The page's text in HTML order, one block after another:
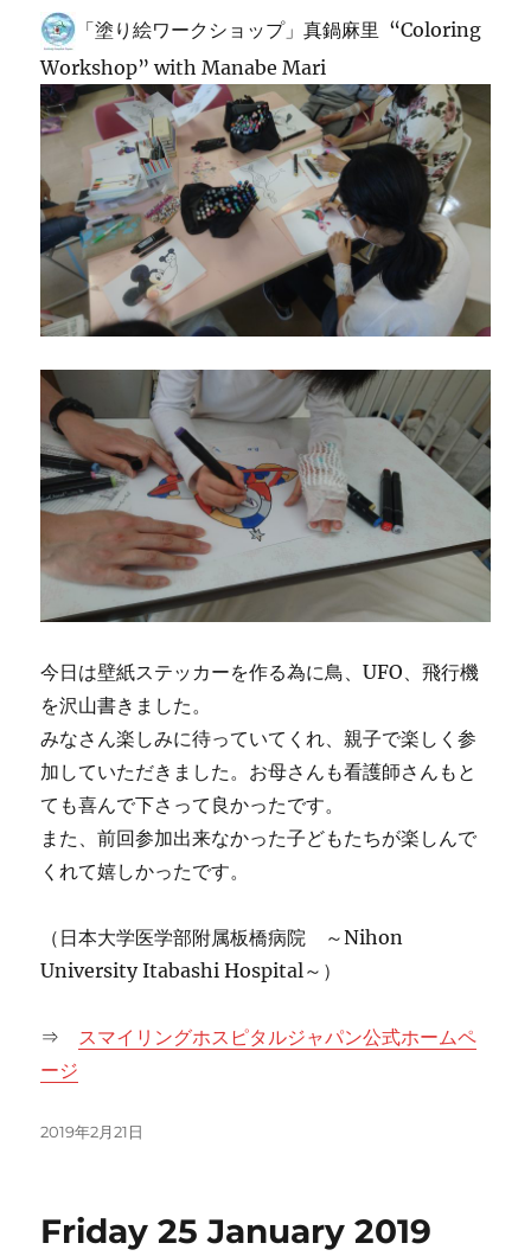
「塗り絵ワークショップ」真鍋麻里 “Coloring
Workshop” with Manabe Mari
今日は壁紙ステッカーを作る為に鳥、UFO、飛行機
を沢山書きました。
みなさん楽しみに待っていてくれ、親子で楽しく参
加していただきました。お母さんも看護師さんもと
ても喜んで下さって良かったです。
また、前回参加出来なかった子どもたちが楽しんで
くれて嬉しかったです。
（日本大学医学部附属板橋病院 ～Nihon
University Itabashi Hospital～）
⇒ スマイリングホスピタルジャパン公式ホームペ
ージ
投
2019年2月21日
Friday 25 January 2019